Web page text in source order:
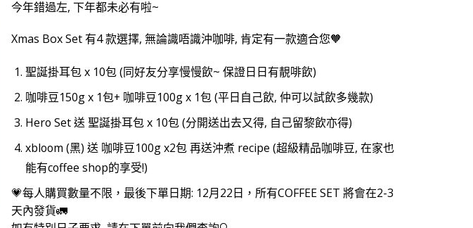
今年錯過左, 下年都未必有啦~
Xmas Box Set 有4 款選擇, 無論識唔識沖咖啡, 肯定有一款適合您🧡
聖誕掛耳包 x 10包 (同好友分享慢慢飲~ 保證日日有靚啡飲)
咖啡豆150g x 1包+ 咖啡豆100g x 1包 (平日自己飲, 仲可以試飲多幾款)
Hero Set 送 聖誕掛耳包 x 10包 (分開送出去又得, 自己留黎飲亦得)
xbloom (黑) 送 咖啡豆100g x2包 再送沖煮 recipe (超級精品咖啡豆, 在家也
能有coffee shop的享受!)
💗每人購買數量不限，最後下單日期: 12月22日，所有COFFEE SET 將會在2-3
天內發貨🚛